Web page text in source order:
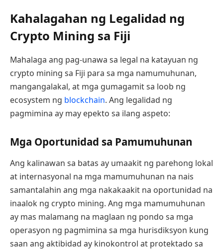
Kahalagahan ng Legalidad ng
Crypto Mining sa Fiji
Mahalaga ang pag-unawa sa legal na katayuan ng
crypto mining sa Fiji para sa mga namumuhunan,
mangangalakal, at mga gumagamit sa loob ng
ecosystem ng blockchain. Ang legalidad ng
pagmimina ay may epekto sa ilang aspeto:
Mga Oportunidad sa Pamumuhunan
Ang kalinawan sa batas ay umaakit ng parehong lokal
at internasyonal na mga mamumuhunan na nais
samantalahin ang mga nakakaakit na oportunidad na
inaalok ng crypto mining. Ang mga mamumuhunan
ay mas malamang na maglaan ng pondo sa mga
operasyon ng pagmimina sa mga hurisdiksyon kung
saan ang aktibidad ay kinokontrol at protektado sa